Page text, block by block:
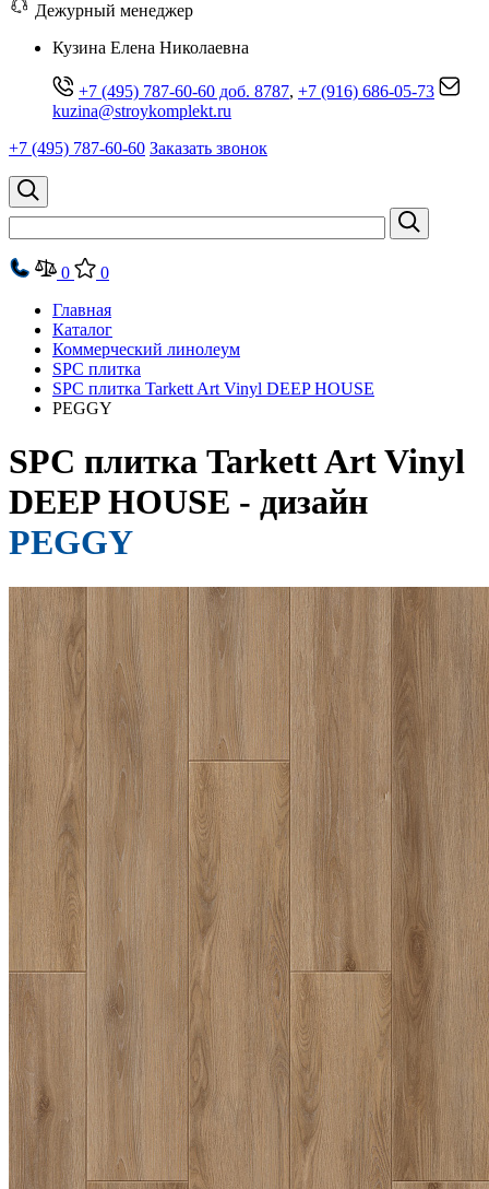
Дежурный менеджер
Кузина Елена Николаевна
+7 (495) 787-60-60 доб. 8787, +7 (916) 686-05-73
kuzina@stroykomplekt.ru
+7 (495) 787-60-60 Заказать звонок
0
0
Главная
Каталог
Коммерческий линолеум
SPC плитка
SPC плитка Tarkett Art Vinyl DEEP HOUSE
PEGGY
SPC плитка Tarkett Art Vinyl
DEEP HOUSE - дизайн
PEGGY